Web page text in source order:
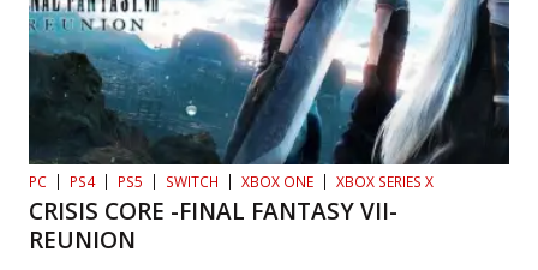
PC PS4 PS5 SWITCH XBOX ONE XBOX SERIES X
CRISIS CORE -FINAL FANTASY VII-
REUNION